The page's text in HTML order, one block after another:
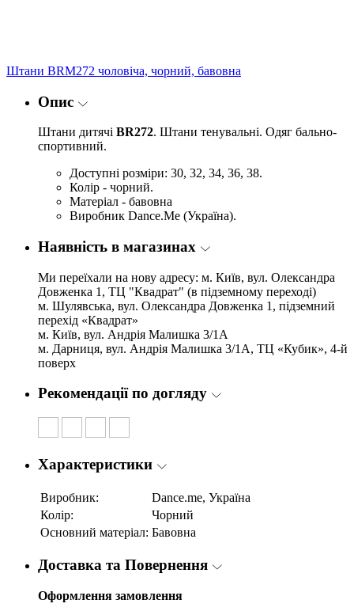
Штани BRM272 чоловіча, чорний, бавовна
Опис
Штани дитячі BR272. Штани тенувальні. Одяг бально-
спортивний.
Доступні розміри: 30, 32, 34, 36, 38.
Колір - чорний.
Матеріал - бавовна
Виробник Dance.Me (Україна).
Наявність в магазинах
Ми переїхали на нову адресу: м. Київ, вул. Олександра
Довженка 1, ТЦ "Квадрат" (в підземному переході)
м. Шулявська, вул. Олександра Довженка 1, підземний
перехід «Квадрат»
м. Київ, вул. Андрія Малишка 3/1А
м. Дарниця, вул. Андрія Малишка 3/1А, ТЦ «Кубик», 4-й
поверх
Рекомендації по догляду
Характеристики
Виробник:
Dance.me, Україна
Колір:
Чорний
Основний матеріал: Бавовна
Доставка та Повернення
Оформлення замовлення